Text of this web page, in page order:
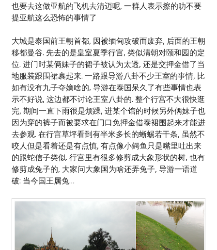
也要去这做亚航的飞机去清迈呢, 一群人表示擦的叻不要
提亚航这么恐怖的事情了
大城是泰国前王朝首都, 因被缅甸攻破而废弃, 后面的王朝
移都曼谷. 先去的是皇室夏季行宫, 类似清朝对颐和园的定
位. 进门时某俩妹子的裙子被认为太透, 还是交押金借了当
地服装跟围裙裹起来. 一路跟导游八卦不少王室的事情, 比
如有没有九子夺嫡啥的, 导游在泰国呆久了有些事情也表
示不好说, 这边都不讨论王室八卦的. 整个行宫不大很快逛
完, 期间一直下雨很是烦躁, 进某个馆的时候另外俩妹子也
因为穿的裤子而被要求在门口免押金借泰裙围起来才能进
去参观. 在行宫草坪看到有半米多长的蜥蜴若干条, 虽然不
咬人但是看着还是有点慎, 有点像小鳄鱼只是嘴里吐出来
的跟蛇信子类似. 行宫里有很多修剪成大象形状的树, 也有
修剪成兔子的, 大家问大象国为啥还弄兔子, 导游一语道
破: 当今国王属兔…